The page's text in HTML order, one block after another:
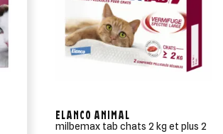
ELANCO ANIMAL
milbemax tab chats 2 kg et plus 2